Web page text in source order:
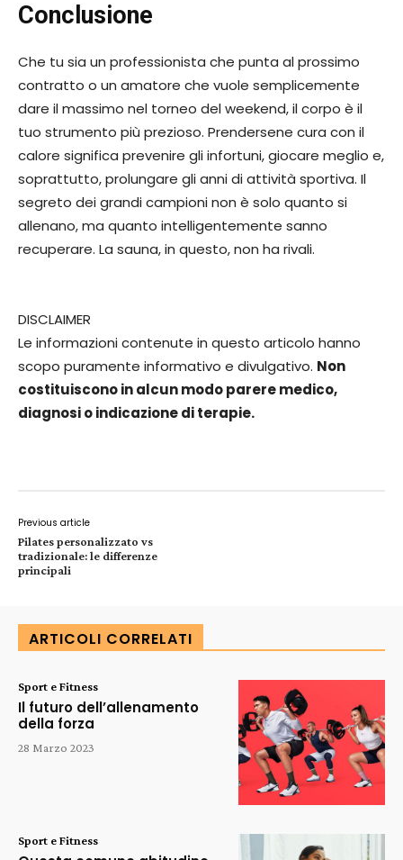
Conclusione
Che tu sia un professionista che punta al prossimo
contratto o un amatore che vuole semplicemente
dare il massimo nel torneo del weekend, il corpo è il
tuo strumento più prezioso. Prendersene cura con il
calore significa prevenire gli infortuni, giocare meglio e,
soprattutto, prolungare gli anni di attività sportiva. Il
segreto dei grandi campioni non è solo quanto si
allenano, ma quanto intelligentemente sanno
recuperare. La sauna, in questo, non ha rivali.
DISCLAIMER
Le informazioni contenute in questo articolo hanno
scopo puramente informativo e divulgativo. Non
costituiscono in alcun modo parere medico,
diagnosi o indicazione di terapie.
Previous article
Pilates personalizzato vs
tradizionale: le differenze
principali
ARTICOLI CORRELATI
Sport e Fitness
Il futuro dell’allenamento
della forza
28 Marzo 2023
Sport e Fitness